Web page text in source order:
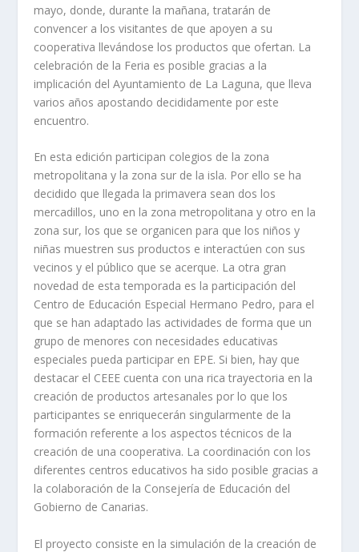
mayo, donde, durante la mañana, tratarán de
convencer a los visitantes de que apoyen a su
cooperativa llevándose los productos que ofertan. La
celebración de la Feria es posible gracias a la
implicación del Ayuntamiento de La Laguna, que lleva
varios años apostando decididamente por este
encuentro.
En esta edición participan colegios de la zona
metropolitana y la zona sur de la isla. Por ello se ha
decidido que llegada la primavera sean dos los
mercadillos, uno en la zona metropolitana y otro en la
zona sur, los que se organicen para que los niños y
niñas muestren sus productos e interactúen con sus
vecinos y el público que se acerque. La otra gran
novedad de esta temporada es la participación del
Centro de Educación Especial Hermano Pedro, para el
que se han adaptado las actividades de forma que un
grupo de menores con necesidades educativas
especiales pueda participar en EPE. Si bien, hay que
destacar el CEEE cuenta con una rica trayectoria en la
creación de productos artesanales por lo que los
participantes se enriquecerán singularmente de la
formación referente a los aspectos técnicos de la
creación de una cooperativa. La coordinación con los
diferentes centros educativos ha sido posible gracias a
la colaboración de la Consejería de Educación del
Gobierno de Canarias.
El proyecto consiste en la simulación de la creación de